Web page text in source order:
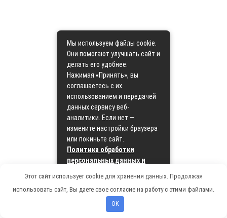
Мы используем файлы cookie.
Они помогают улучшать сайт и
делать его удобнее.
Нажимая «Принять», вы
соглашаетесь с их
использованием и передачей
данных сервису веб-
аналитики. Если нет —
измените настройки браузера
или покиньте сайт.
Политика обработки
персональных данных и
Принять
Этот сайт использует cookie для хранения данных. Продолжая
использовать сайт, Вы даете свое согласие на работу с этими файлами.
OK